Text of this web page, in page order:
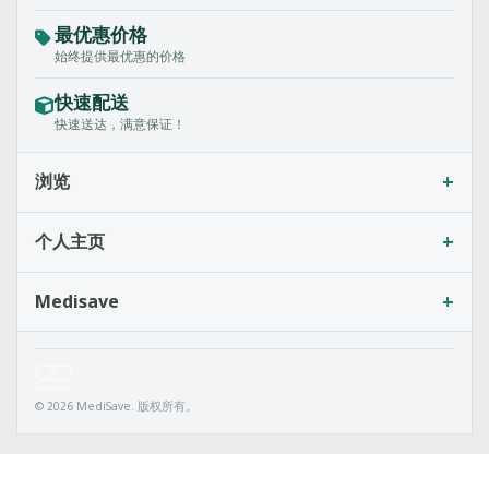
最优惠价格
始终提供最优惠的价格
快速配送
快速送达，满意保证！
浏览 +
个人主页 +
Medisave +
© 2026 MediSave. 版权所有。